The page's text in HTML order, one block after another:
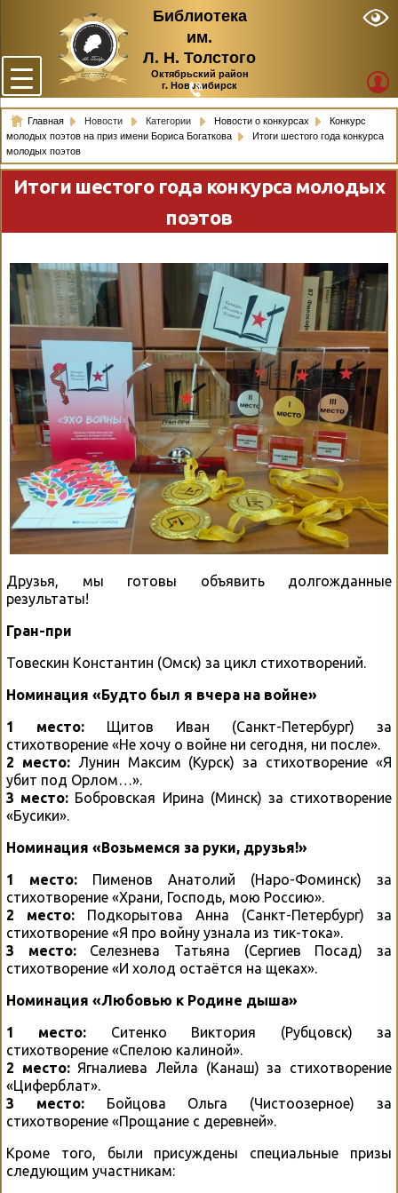
Библиотека
им.
Л. Н. Толстого
Октябрьский район
г. Новосибирск
Главная Новости Категории Новости о конкурсах
Конкурс
молодых поэтов на приз имени Бориса Богаткова
Итоги шестого года конкурса
молодых поэтов
Итоги шестого года конкурса молодых
поэтов
Друзья, мы готовы объявить долгожданные
результаты!
Гран-при
Товескин Константин (Омск) за цикл стихотворений.
Номинация «Будто был я вчера на войне»
1 место: Щитов Иван (Санкт-Петербург) за
стихотворение «Не хочу о войне ни сегодня, ни после».
2 место:Лунин Максим (Курск) за стихотворение «Я
убит под Орлом…».
3 место: Бобровская Ирина (Минск) за стихотворение
«Бусики».
Номинация «Возьмемся за руки, друзья!»
1 место: Пименов Анатолий (Наро-Фоминск) за
стихотворение «Храни, Господь, мою Россию».
2 место: Подкорытова Анна (Санкт-Петербург) за
стихотворение «Я про войну узнала из тик-тока».
3 место:Селезнева Татьяна (Сергиев Посад) за
стихотворение «И холод остаётся на щеках».
Номинация «Любовью к Родине дыша»
1 место: Ситенко Виктория (Рубцовск) за
стихотворение «Спелою калиной».
2 место:Ягналиева Лейла (Канаш) за стихотворение
«Циферблат».
3 место:Бойцова Ольга (Чистоозерное) за
стихотворение «Прощание с деревней».
Кроме того, были присуждены специальные призы
следующим участникам: